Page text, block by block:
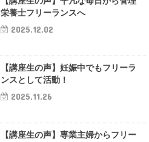
栄養士フリーランスへ
2025.12.02
【講座生の声】妊娠中でもフリーラ
ンスとして活動！
2025.11.26
【講座生の声】専業主婦からフリー